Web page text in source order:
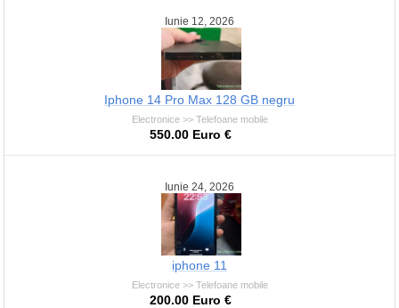
Iunie 12, 2026
Iphone 14 Pro Max 128 GB negru
Electronice >> Telefoane mobile
550.00 Euro €
Iunie 24, 2026
iphone 11
Electronice >> Telefoane mobile
200.00 Euro €